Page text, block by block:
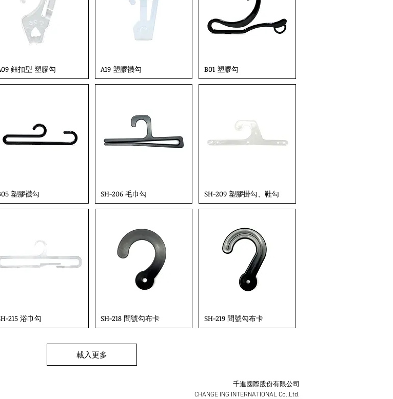
鈕扣型 塑膠勾 A19 塑膠襪勾 B01 塑膠勾
塑膠襪勾 SH-206 毛巾勾 SH-209 塑膠掛勾、鞋勾
215 浴巾勾 SH-218 問號勾布卡 SH-219 問號勾布卡
載入更多
千進國際股份有限公司
CHANGE ING INTERNATIONAL Co.,Ltd.